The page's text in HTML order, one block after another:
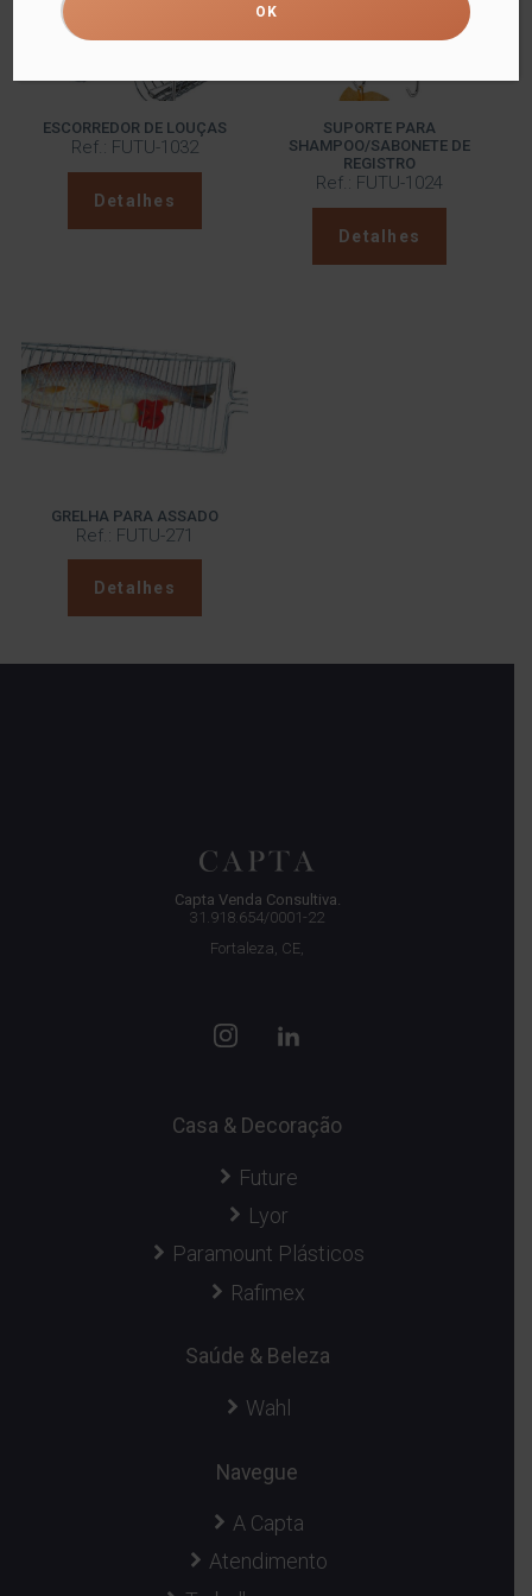
ESCORREDOR DE LOUÇAS
Ref.: FUTU-1032
Detalhes
SUPORTE PARA
SHAMPOO/SABONETE DE
REGISTRO
Ref.: FUTU-1024
Detalhes
GRELHA PARA ASSADO
Ref.: FUTU-271
Detalhes
Capta Venda Consultiva.
31.918.654/0001-22
Fortaleza, CE,
Casa & Decoração
Future
Lyor
Paramount Plásticos
Rafimex
Saúde & Beleza
Wahl
Navegue
A Capta
Atendimento